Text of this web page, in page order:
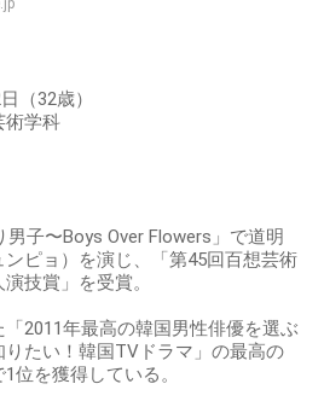
（32歳）
術学科
子〜Boys Over Flowers」で道明
ピョ）を演じ、「第45回百想芸術
技賞」を受賞。
2011年最高の韓国男性俳優を選ぶ
たい！韓国TVドラマ」の最高の
位を獲得している。